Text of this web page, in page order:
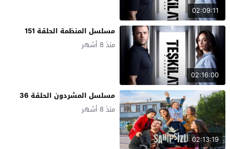
02:09:11
02:16:00
مسلسل المنظمة الحلقة 151
منذ 8 أشهر
02:13:19
مسلسل المشردون الحلقة 36
منذ 8 أشهر